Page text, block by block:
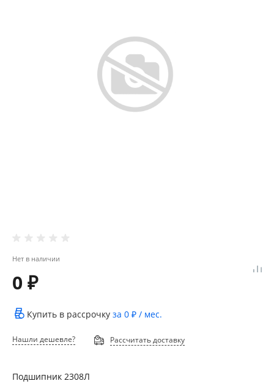
Нет в наличии
0 ₽
Купить в рассрочку за 0 ₽ / мес.
Нашли дешевле? Рассчитать доставку
Подшипник 2308Л